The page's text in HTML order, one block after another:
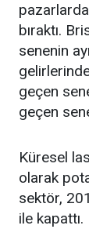
pazarlarda
bıraktı.
senenin
geçen
geçen
Küresel
olarak
sektör,
ile